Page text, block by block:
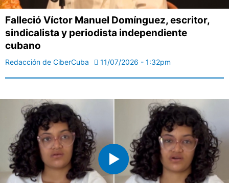
Falleció Víctor Manuel Domínguez, escritor,
sindicalista y periodista independiente
cubano
Redacción de CiberCuba 11/07/2026 - 1:32pm